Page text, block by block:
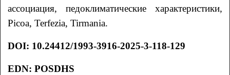
ассоциация, педоклиматические характеристики,
Picoa, Terfezia, Tirmania.
DOI: 10.24412/1993-3916-2025-3-118-129
EDN: POSDHS